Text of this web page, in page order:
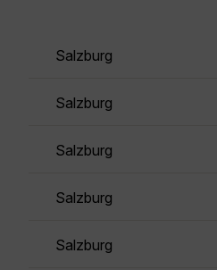
Salzburg
Salzburg
Salzburg
Salzburg
Salzburg